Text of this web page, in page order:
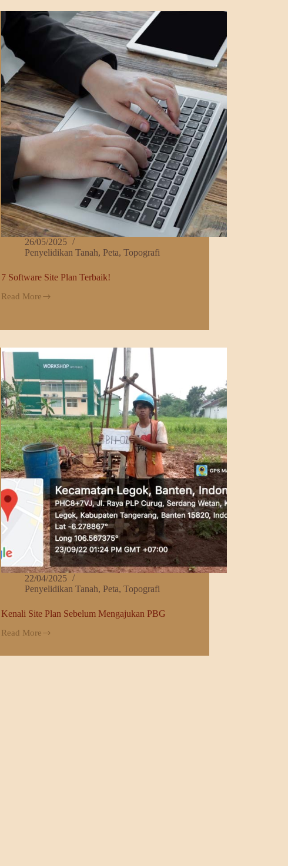
Survei
Topografi,
Apa
Saja?
26/05/2025
Penyelidikan Tanah,Peta,Topografi
7 Software Site Plan Terbaik!
Read More
7
Plan
22/04/2025
Penyelidikan Tanah,Peta,Topografi
Kenali Site Plan Sebelum Mengajukan PBG
Read More
Kenali
Plan